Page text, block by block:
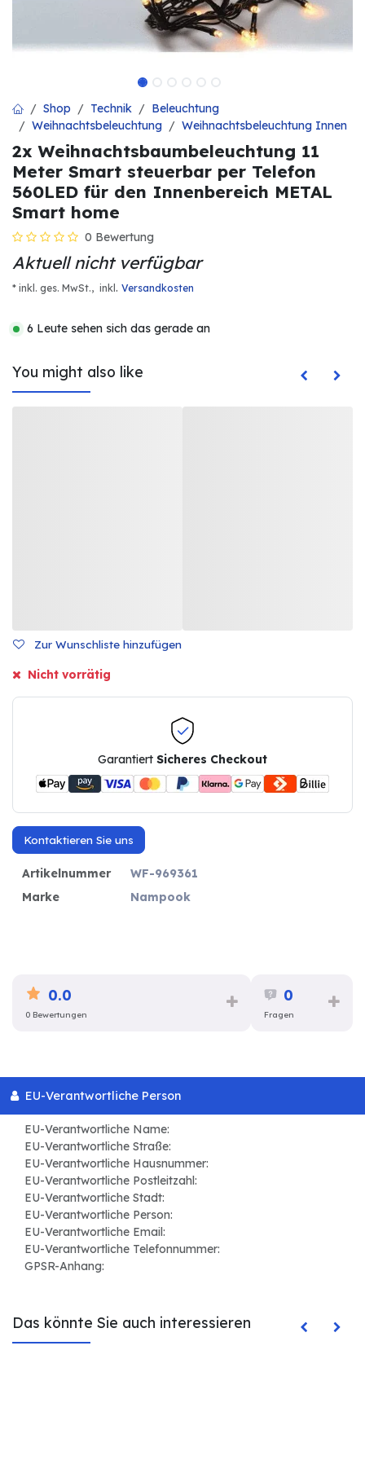
Shop Technik
Beleuchtung
Weihnachtsbeleuchtung
Weihnachtsbeleuchtung Innen
2x Weihnachtsbaumbeleuchtung 11
Meter Smart steuerbar per Telefon
560LED für den Innenbereich METAL
Smart home
0 Bewertung
Aktuell nicht verfügbar
* inkl. ges. MwSt., inkl . Versandkosten
6 Leute sehen sich das gerade an
You might also like
Zur Wunschliste hinzufügen
Nicht vorrätig
Garantiert Sicheres Checkout
Kontaktieren Sie uns
Artikelnummer
WF-969361
Marke
Nampook
0.0
0 Bewertungen
0
Fragen
EU-Verantwortliche Person
EU-Verantwortliche Name:
EU-Verantwortliche Straße:
EU-Verantwortliche Hausnummer:
EU-Verantwortliche Postleitzahl:
EU-Verantwortliche Stadt:
EU-Verantwortliche Person:
EU-Verantwortliche Email:
EU-Verantwortliche Telefonnummer:
GPSR-Anhang:
Das könnte Sie auch interessieren